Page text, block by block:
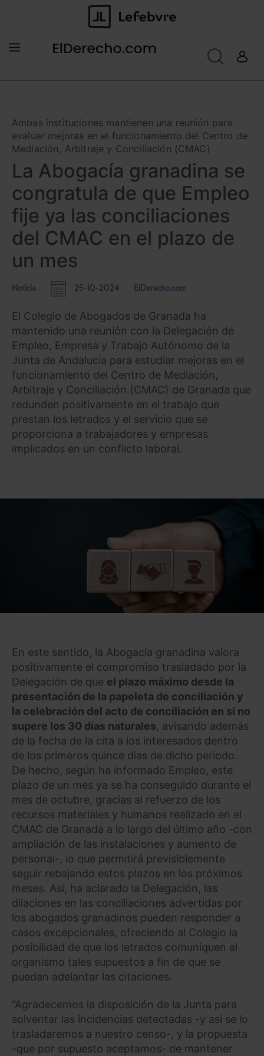
Ambas instituciones mantienen una reunión para
evaluar mejoras en el funcionamiento del Centro de
Mediación, Arbitraje y Conciliación (CMAC)
La Abogacía granadina se
congratula de que Empleo
fije ya las conciliaciones
del CMAC en el plazo de
un mes
Noticia 25-10-2024 ElDerecho.com
El Colegio de Abogados de Granada ha
mantenido una reunión con la Delegación de
Empleo, Empresa y Trabajo Autónomo de la
Junta de Andalucía para estudiar mejoras en el
funcionamiento del Centro de Mediación,
Arbitraje y Conciliación (CMAC) de Granada que
redunden positivamente en el trabajo que
prestan los letrados y el servicio que se
proporciona a trabajadores y empresas
implicados en un conflicto laboral.
En este sentido, la Abogacía granadina valora
positivamente el compromiso trasladado por la
Delegación de que el plazo máximo desde la
presentación de la papeleta de conciliación y
la celebración del acto de conciliación en sí no
supere los 30 días naturales, avisando además
de la fecha de la cita a los interesados dentro
de los primeros quince días de dicho periodo.
De hecho, según ha informado Empleo, este
plazo de un mes ya se ha conseguido durante el
mes de octubre, gracias al refuerzo de los
recursos materiales y humanos realizado en el
CMAC de Granada a lo largo del último año -con
ampliación de las instalaciones y aumento de
personal-, lo que permitirá previsiblemente
seguir rebajando estos plazos en los próximos
meses. Así, ha aclarado la Delegación, las
dilaciones en las conciliaciones advertidas por
los abogados granadinos pueden responder a
casos excepcionales, ofreciendo al Colegio la
posibilidad de que los letrados comuniquen al
organismo tales supuestos a fin de que se
puedan adelantar las citaciones.
“Agradecemos la disposición de la Junta para
solventar las incidencias detectadas -y así se lo
trasladaremos a nuestro censo-, y la propuesta
-que por supuesto aceptamos- de mantener